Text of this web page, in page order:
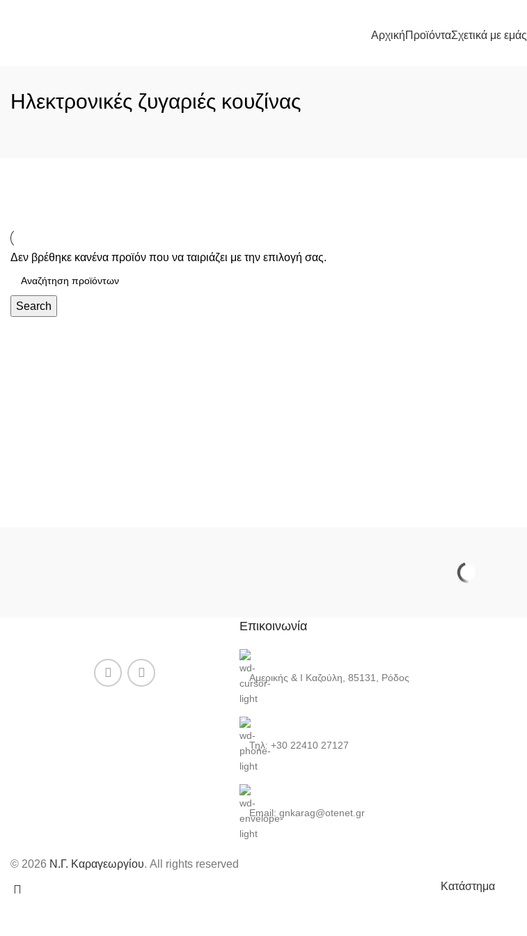
ΑρχικήΠροϊόνταΣχετικά με εμάς
Ηλεκτρονικές ζυγαριές κουζίνας
Δεν βρέθηκε κανένα προϊόν που να ταιριάζει με την επιλογή σας.
Search
Επικοινωνία
Αμερικής & Ι Καζούλη, 85131, Ρόδος
Τηλ: +30 22410 27127
Email: gnkarag@otenet.gr
© 2026 Ν.Γ. Καραγεωργίου. All rights reserved
Κατάστημα